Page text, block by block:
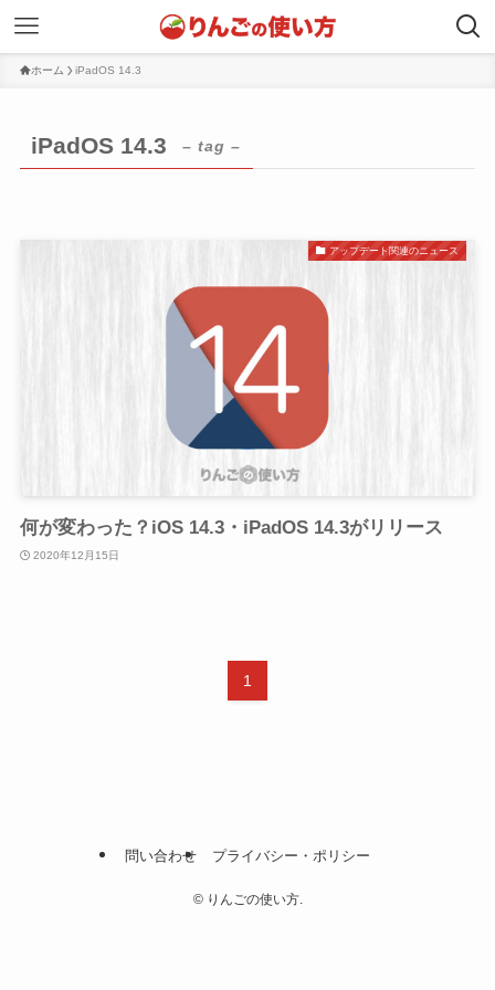
ホーム iPadOS 14.3
iPadOS 14.3 – tag –
アップデート関連のニュース
何が変わった？iOS 14.3・iPadOS 14.3がリリース
2020年12月15日
1
問い合わせ プライバシー・ポリシー
©りんごの使い方.